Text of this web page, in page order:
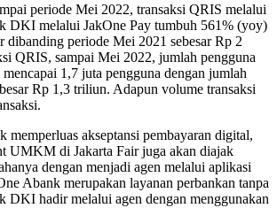
periode Mei 2022, transaksi QRIS melalui
DKI melalui JakOne Pay tumbuh 561% (yoy)
dibanding periode Mei 2021 sebesar Rp 2
QRIS, sampai Mei 2022, jumlah pengguna
1,7 juta pengguna dengan jumlah
Rp 1,3 triliun. Adapun volume transaksi
memperluas akseptansi pembayaran digital,
UMKM di Jakarta Fair juga akan diajak
dengan menjadi agen melalui aplikasi
Abank merupakan layanan perbankan tanpa
DKI hadir melalui agen dengan menggunakan